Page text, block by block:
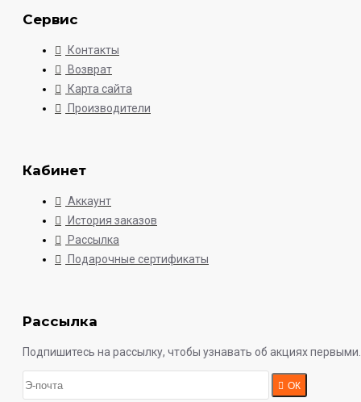
Сервис
Контакты
Возврат
Карта сайта
Производители
Кабинет
Аккаунт
История заказов
Рассылка
Подарочные сертификаты
Рассылка
Подпишитесь на рассылку, чтобы узнавать об акциях первыми.
ОК